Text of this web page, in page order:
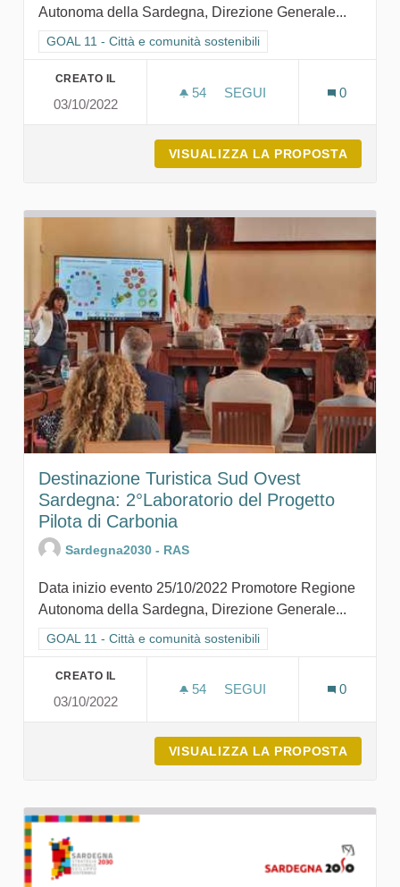
Autonoma della Sardegna, Direzione Generale...
Filtra i risultati per categoria: GOAL 11 - Città e comunità
GOAL 11 - Città e comunità sostenibili
CREATO IL
03/10/2022
54 54 SOSTENITORI
SEGUI
0
VISUALIZZA LA PROPOSTA
Destinazione Turistica Sud Ovest
Sardegna: 2°Laboratorio del Progetto
Pilota di Carbonia
Sardegna2030 - RAS
Data inizio evento 25/10/2022 Promotore Regione
Autonoma della Sardegna, Direzione Generale...
Filtra i risultati per categoria: GOAL 11 - Città e comunità
GOAL 11 - Città e comunità sostenibili
CREATO IL
03/10/2022
54 54 SOSTENITORI
SEGUI
0
VISUALIZZA LA PROPOSTA